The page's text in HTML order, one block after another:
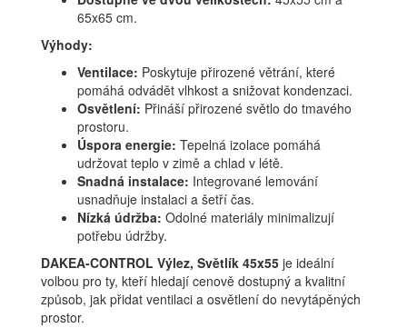
65x65 cm.
Výhody:
Ventilace: Poskytuje přirozené větrání, které
pomáhá odvádět vlhkost a snižovat kondenzaci.
Osvětlení: Přináší přirozené světlo do tmavého
prostoru.
Úspora energie: Tepelná izolace pomáhá
udržovat teplo v zimě a chlad v létě.
Snadná instalace: Integrované lemování
usnadňuje instalaci a šetří čas.
Nízká údržba: Odolné materiály minimalizují
potřebu údržby.
DAKEA-CONTROL Výlez, Světlík 45x55 je ideální
volbou pro ty, kteří hledají cenově dostupný a kvalitní
způsob, jak přidat ventilaci a osvětlení do nevytápěných
prostor.